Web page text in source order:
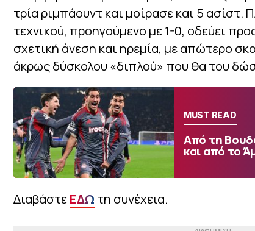
τρία ριμπάουντ και μοίρασε και 5 ασίστ.
τεχνικού, προηγούμενο με 1-0, οδεύει
σχετική άνεση και ηρεμία, με απώτερο
άκρως δύσκολου «διπλού» που θα του
MUST READ
Από τη
και από το
ΔιαβάστεΕΔΩ τη συνέχεια.